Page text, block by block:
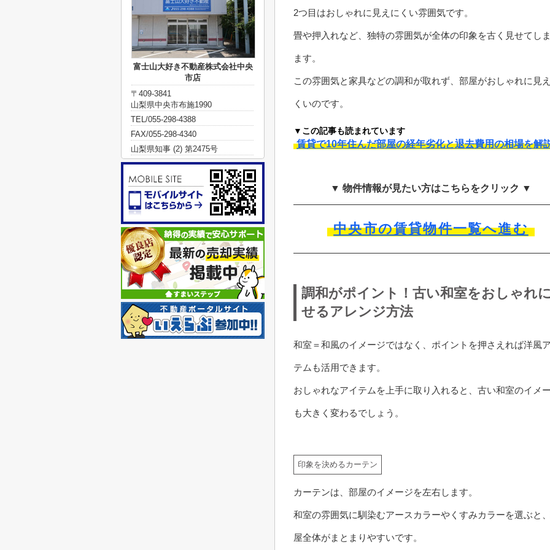
2つ目はおしゃれに見えにくい雰囲気です。
畳や押入れなど、独特の雰囲気が全体の印象を古く見せてし
ます。
この雰囲気と家具などの調和が取れず、部屋がおしゃれに見
くいのです。
▼この記事も読まれています
賃貸で10年住んだ部屋の経年劣化と退去費用の相場を解
▼ 物件情報が見たい方はこちらをクリック ▼
中央市の賃貸物件一覧へ進む
調和がポイント！古い和室をおしゃれ
せるアレンジ方法
和室＝和風のイメージではなく、ポイントを押さえれば洋風
テムも活用できます。
おしゃれなアイテムを上手に取り入れると、古い和室のイメ
も大きく変わるでしょう。
印象を決めるカーテン
カーテンは、部屋のイメージを左右します。
和室の雰囲気に馴染むアースカラーやくすみカラーを選ぶと
屋全体がまとまりやすいです。
富士山大好き不動産株式会社中央
市店
〒409-3841
山梨県中央市布施1990
TEL/055-298-4388
FAX/055-298-4340
山梨県知事 (2) 第2475号